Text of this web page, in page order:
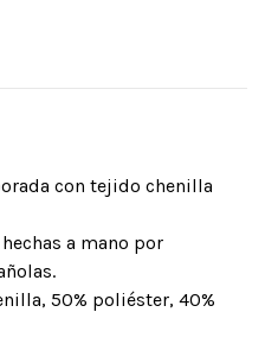
con tejido chenilla
a mano por
50% poliéster, 40%